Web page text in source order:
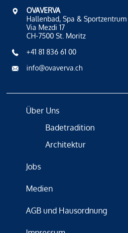
OVAVERVA
Hallenbad, Spa & Sportzentrum
Via Mezdi 17
CH-7500 St. Moritz
+41 81 836 61 00
info@ovaverva.ch
Über Uns
Badetradition
Architektur
Jobs
Medien
AGB und Hausordnung